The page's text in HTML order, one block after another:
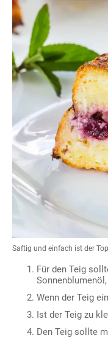
Saftig und einfach ist der
Für den Teig
Wenn der Teig
Ist der Teig zu
Den Teig sollte